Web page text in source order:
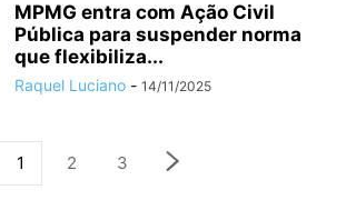
MPMG entra com Ação Civil
Pública para suspender norma
que flexibiliza...
Raquel Luciano - 14/11/2025
1 2 3